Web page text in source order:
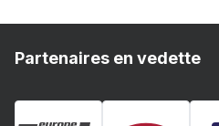
Partenaires en vedette